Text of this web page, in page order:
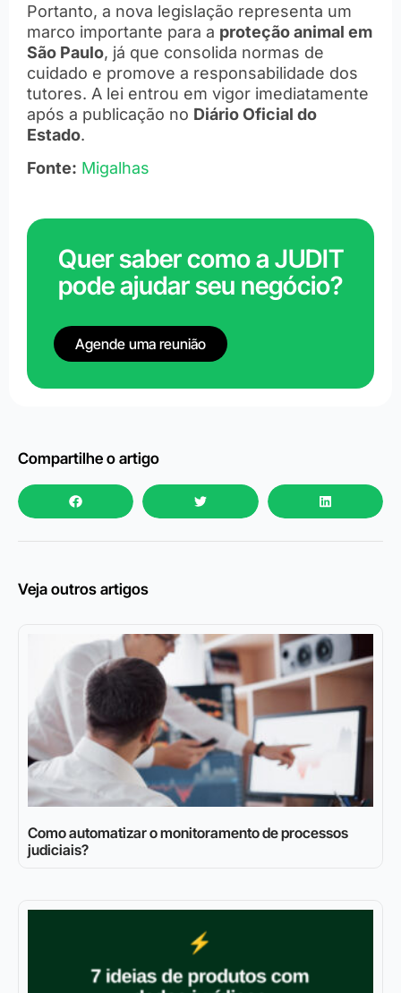
Portanto, a nova legislação representa um
marco importante para a proteção animal em
São Paulo, já que consolida normas de
cuidado e promove a responsabilidade dos
tutores. A lei entrou em vigor imediatamente
após a publicação no Diário Oficial do
Estado.
Fonte: Migalhas
Quer saber como a JUDIT
pode ajudar seu negócio?
Agende uma reunião
Compartilhe o artigo
Veja outros artigos
Como automatizar o monitoramento de processos
judiciais?